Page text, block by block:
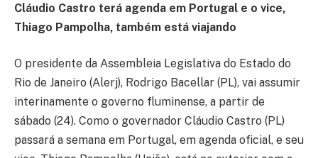
Cláudio Castro terá agenda em Portugal e o vice,
Thiago Pampolha, também está viajando
O presidente da Assembleia Legislativa do Estado do
Rio de Janeiro (Alerj), Rodrigo Bacellar (PL), vai assumir
interinamente o governo fluminense, a partir de
sábado (24). Como o governador Cláudio Castro (PL)
passará a semana em Portugal, em agenda oficial, e seu